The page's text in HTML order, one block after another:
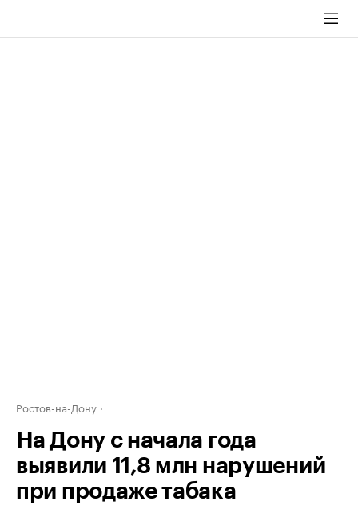
Ростов-на-Дону
На Дону с начала года
выявили 11,8 млн нарушений
при продаже табака